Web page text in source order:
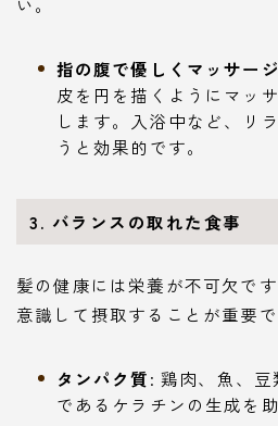
指の腹で優しくマッサージ
皮を円を描くようにマッ
します。入浴中など、リ
うと効果的です。
3. バランスの取れた食事
髪の健康には栄養が不可欠で
意識して摂取することが重要で
タンパク質: 鶏肉、魚、
であるケラチンの生成を助